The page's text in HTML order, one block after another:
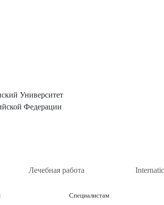
Университет
Федерации
Лечебная работа
Специалистам